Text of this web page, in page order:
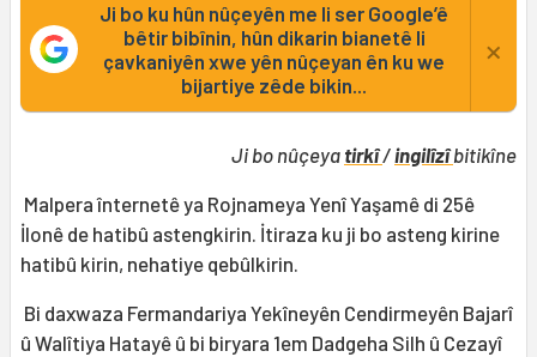
Ji bo ku hûn nûçeyên me li ser Google’ê
bêtir bibînin, hûn dikarin bianetê li
çavkaniyên xwe yên nûçeyan ên ku we
bijartiye zêde bikin...
×
Ji bo nûçeya tirkî/ingilîzî bitikîne
Malpera înternetê ya Rojnameya Yenî Yaşamê di 25ê
İlonê de hatibû astengkirin. İtiraza ku ji bo asteng kirine
hatibû kirin, nehatiye qebûlkirin.
Bi daxwaza Fermandariya Yekîneyên Cendirmeyên Bajarî
û Walîtiya Hatayê û bi biryara 1em Dadgeha Silh û Cezayî